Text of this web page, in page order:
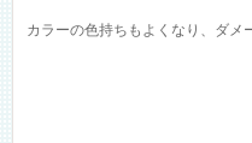
カラーの色持ちもよくなり、ダメ